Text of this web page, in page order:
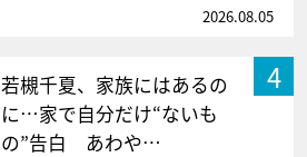
2026.08.05
4
若槻千夏、家族にはあるの
に…家で自分だけ“ないも
の”告白 あわや…